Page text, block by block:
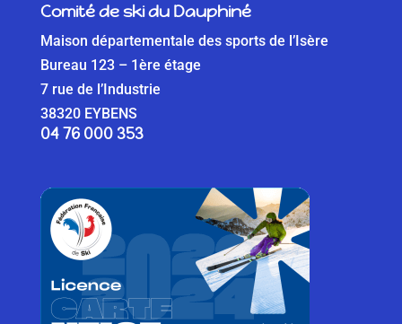
Comité de ski du Dauphiné
Maison départementale des sports de l’Isère
Bureau 123 – 1ère étage
7 rue de l’Industrie
38320 EYBENS
04 76 000 353